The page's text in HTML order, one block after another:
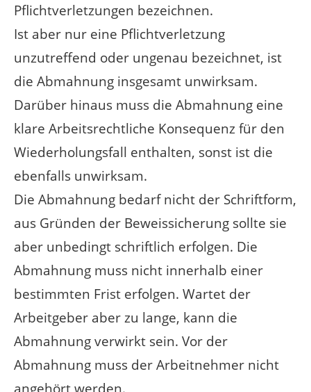
Pflichtverletzungen bezeichnen.
Ist aber nur eine Pflichtverletzung
unzutreffend oder ungenau bezeichnet, ist
die Abmahnung insgesamt unwirksam.
Darüber hinaus muss die Abmahnung eine
klare Arbeitsrechtliche Konsequenz für den
Wiederholungsfall enthalten, sonst ist die
ebenfalls unwirksam.
Die Abmahnung bedarf nicht der Schriftform,
aus Gründen der Beweissicherung sollte sie
aber unbedingt schriftlich erfolgen. Die
Abmahnung muss nicht innerhalb einer
bestimmten Frist erfolgen. Wartet der
Arbeitgeber aber zu lange, kann die
Abmahnung verwirkt sein. Vor der
Abmahnung muss der Arbeitnehmer nicht
angehört werden.